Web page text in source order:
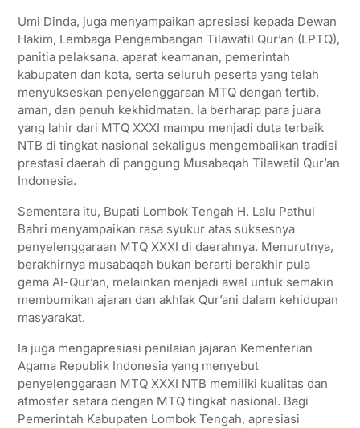
Umi Dinda, juga menyampaikan apresiasi kepada Dewan
Hakim, Lembaga Pengembangan Tilawatil Qur’an (LPTQ),
panitia pelaksana, aparat keamanan, pemerintah
kabupaten dan kota, serta seluruh peserta yang telah
menyukseskan penyelenggaraan MTQ dengan tertib,
aman, dan penuh kekhidmatan. Ia berharap para juara
yang lahir dari MTQ XXXI mampu menjadi duta terbaik
NTB di tingkat nasional sekaligus mengembalikan tradisi
prestasi daerah di panggung Musabaqah Tilawatil Qur’an
Indonesia.
Sementara itu, Bupati Lombok Tengah H. Lalu Pathul
Bahri menyampaikan rasa syukur atas suksesnya
penyelenggaraan MTQ XXXI di daerahnya. Menurutnya,
berakhirnya musabaqah bukan berarti berakhir pula
gema Al-Qur’an, melainkan menjadi awal untuk semakin
membumikan ajaran dan akhlak Qur’ani dalam kehidupan
masyarakat.
Ia juga mengapresiasi penilaian jajaran Kementerian
Agama Republik Indonesia yang menyebut
penyelenggaraan MTQ XXXI NTB memiliki kualitas dan
atmosfer setara dengan MTQ tingkat nasional. Bagi
Pemerintah Kabupaten Lombok Tengah, apresiasi